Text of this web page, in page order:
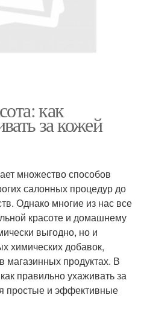
как
за кожей
множество способов
салонных процедур до
Однако многие из нас все
красоте и домашнему
выгодно, но и
химических добавок,
магазинных продуктах. В
правильно ухаживать за
простые и эффективные